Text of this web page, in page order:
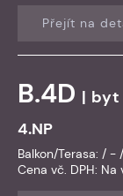
Přejít na
B.4D | byt
4.NP
Balkon/Terasa: / -
Cena vč. DPH: Na